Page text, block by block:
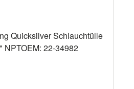
Quicksilver Schlauchtülle
NPTOEM: 22-34982